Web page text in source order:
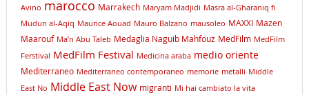
Avino marocco Marrakech Maryam Madjidi Masra al-Gharaniq fi
Mudun al-Aqiq Maurice Aouad Mauro Balzano mausoleo MAXXI Mazen
Maarouf Ma’n Abu Taleb Medaglia Naguib Mahfouz MedFilm MedFilm
Ferstival MedFilm Festival Medicina araba medio oriente
Mediterraneo Mediterraneo contemporaneo memorie metalli Middle
East No Middle East Now migranti Mi hai cambiato la vita